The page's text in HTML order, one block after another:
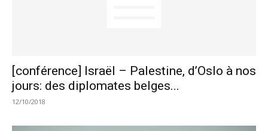
[conférence] Israël – Palestine, d’Oslo à nos
jours: des diplomates belges...
12/10/2018